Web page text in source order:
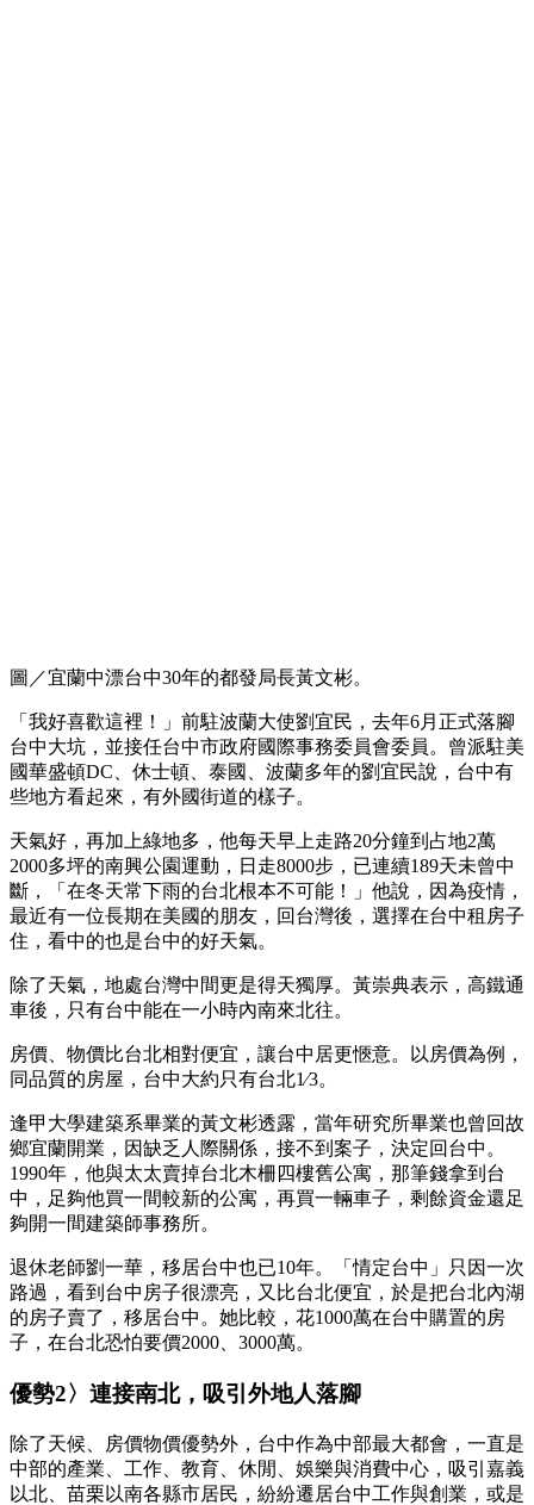
圖／宜蘭中漂台中30年的都發局長黃文彬。
「我好喜歡這裡！」前駐波蘭大使劉宜民，去年6月正式落腳
台中大坑，並接任台中市政府國際事務委員會委員。曾派駐美
國華盛頓DC、休士頓、泰國、波蘭多年的劉宜民說，台中有
些地方看起來，有外國街道的樣子。
天氣好，再加上綠地多，他每天早上走路20分鐘到占地2萬
2000多坪的南興公園運動，日走8000步，已連續189天未曾中
斷，「在冬天常下雨的台北根本不可能！」他說，因為疫情，
最近有一位長期在美國的朋友，回台灣後，選擇在台中租房子
住，看中的也是台中的好天氣。
除了天氣，地處台灣中間更是得天獨厚。黃崇典表示，高鐵通
車後，只有台中能在一小時內南來北往。
房價、物價比台北相對便宜，讓台中居更愜意。以房價為例，
同品質的房屋，台中大約只有台北1∕3。
逢甲大學建築系畢業的黃文彬透露，當年研究所畢業也曾回故
鄉宜蘭開業，因缺乏人際關係，接不到案子，決定回台中。
1990年，他與太太賣掉台北木柵四樓舊公寓，那筆錢拿到台
中，足夠他買一間較新的公寓，再買一輛車子，剩餘資金還足
夠開一間建築師事務所。
退休老師劉一華，移居台中也已10年。「情定台中」只因一次
路過，看到台中房子很漂亮，又比台北便宜，於是把台北內湖
的房子賣了，移居台中。她比較，花1000萬在台中購置的房
子，在台北恐怕要價2000、3000萬。
優勢2〉連接南北，吸引外地人落腳
除了天候、房價物價優勢外，台中作為中部最大都會，一直是
中部的產業、工作、教育、休閒、娛樂與消費中心，吸引嘉義
以北、苗栗以南各縣市居民，紛紛遷居台中工作與創業，或是